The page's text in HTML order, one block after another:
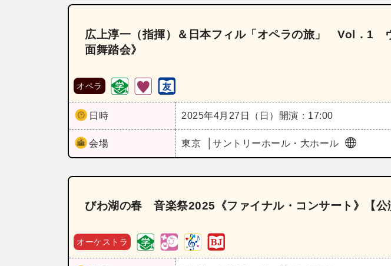
広上淳一（指揮）＆日本フィル「オペラの旅」 Vol．1
面舞踏会》
オペラ
日時 2025年4月27日（日） 開演：17:00
会場 東京 サントリーホール・大ホール
びわ湖の春 音楽祭2025《ファイナル・コンサート》【公
オーケストラ